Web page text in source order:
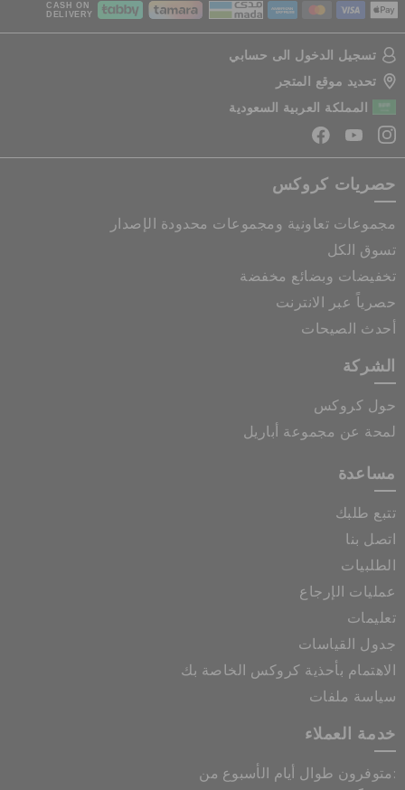
CASH ON
DELIVERY
تسجيل الدخول الى حسابي
تحديد موقع المتجر
المملكة العربية السعودية
حصريات كروكس
مجموعات تعاونية ومجموعات محدودة الإصدار
تسوق الكل
تخفيضات وبضائع مخفضة
حصرياً عبر الانترنت
أحدث الصيحات
الشركة
حول كروكس
لمحة عن مجموعة أباريل
مساعدة
تتبع طلبك
اتصل بنا
الطلبيات
عمليات الإرجاع
تعليمات
جدول القياسات
الاهتمام بأحذية كروكس الخاصة بك
سياسة ملفات
خدمة العملاء
متوفرون طوال أيام الأسبوع من: